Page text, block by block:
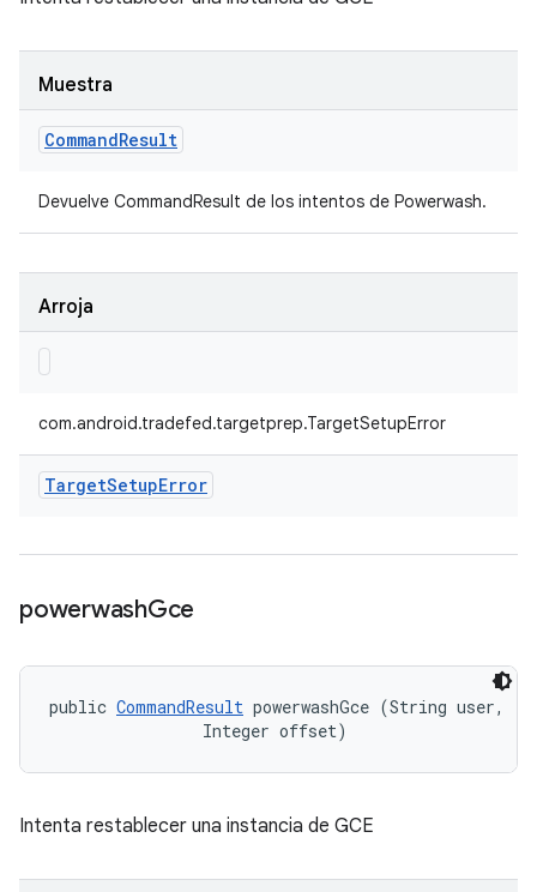
Muestra
CommandResult
Devuelve CommandResult de los intentos de Powerwash.
Arroja
com.android.tradefed.targetprep.TargetSetupError
TargetSetupError
powerwashGce
public CommandResult powerwashGce (String user,
                Integer offset)
Intenta restablecer una instancia de GCE